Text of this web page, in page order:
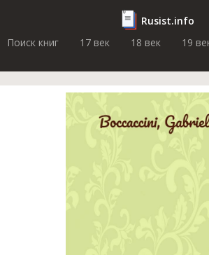
Rusist.info
Поиск книг
17 век 18 век 19